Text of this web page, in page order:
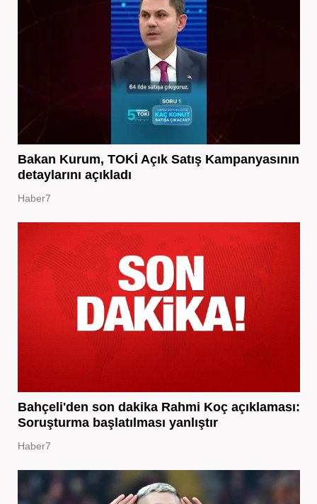
Bakan Kurum, TOKİ Açık Satış Kampanyasının
detaylarını açıkladı
Haber7
Bahçeli'den son dakika Rahmi Koç açıklaması:
Soruşturma başlatılması yanlıştır
Haber7